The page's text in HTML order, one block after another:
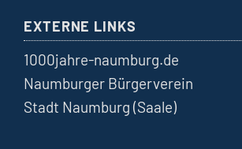
EXTERNE LINKS
1000jahre-naumburg.de
Naumburger Bürgerverein
Stadt Naumburg (Saale)